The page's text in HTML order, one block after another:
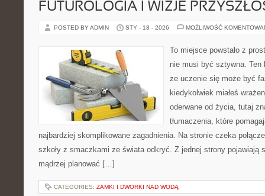
FUTUROLOGIA I WIZJE
POSTED BY ADMIN STY - 18 - 2026 MOŻLIWOŚĆ
To miejsce powstało z
nie musi być sztywna.
że uczenie się może być
kiedykolwiek miałeś
oderwane od życia, tutaj
tłumaczenia, które
najbardziej skomplikowane zagadnienia. Na stronie czeka
szkoły z smaczkami ze świata odkryć. Z jednej strony pojawiają
mądrzej planować […]
CATEGORIES: ZAMKI I DWORKI NAD WODĄ